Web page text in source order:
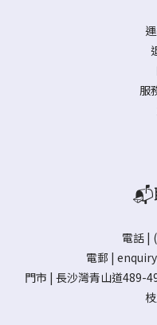
服
📬
電話 |
電郵 |
門市 | 長沙灣青山道489-